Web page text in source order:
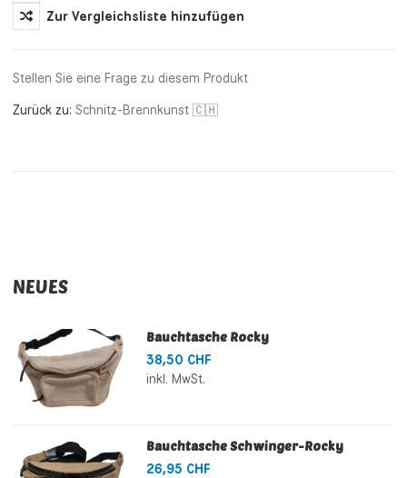
Zur Vergleichsliste hinzufügen
Stellen Sie eine Frage zu diesem Produkt
Zurück zu: Schnitz-Brennkunst 🇨🇭
NEUES
Bauchtasche Rocky
38,50 CHF
inkl. MwSt.
Bauchtasche Schwinger-Rocky
26,95 CHF